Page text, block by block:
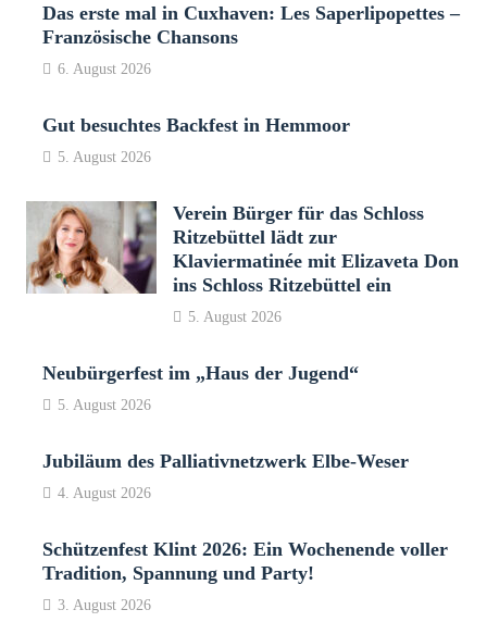
Das erste mal in Cuxhaven: Les Saperlipopettes –
Französische Chansons
6. August 2026
Gut besuchtes Backfest in Hemmoor
5. August 2026
Verein Bürger für das Schloss
Ritzebüttel lädt zur
Klaviermatinée mit Elizaveta Don
ins Schloss Ritzebüttel ein
5. August 2026
Neubürgerfest im „Haus der Jugend“
5. August 2026
Jubiläum des Palliativnetzwerk Elbe-Weser
4. August 2026
Schützenfest Klint 2026: Ein Wochenende voller
Tradition, Spannung und Party!
3. August 2026